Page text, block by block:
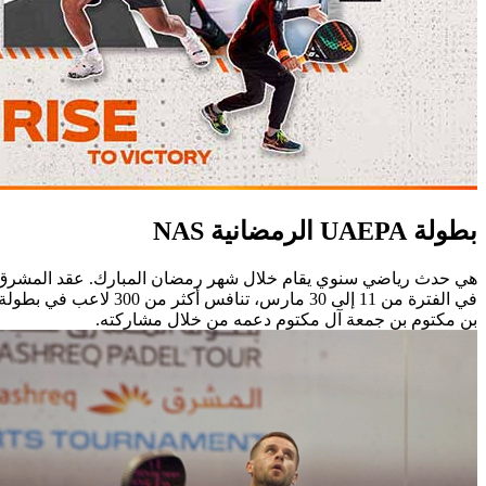
بطولة UAEPA الرمضانية NAS
بن مكتوم بن جمعة آل مكتوم دعمه من خلال مشاركته.